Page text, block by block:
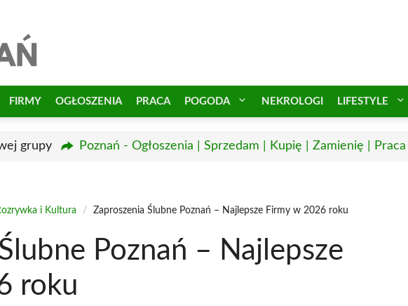
FIRMY OGŁOSZENIA PRACA POGODA NEKROLOGI LIFESTYLE
grupy Poznań - Ogłoszenia | Sprzedam | Kupię | Zamienię | Praca
i Kultura / Zaproszenia Ślubne Poznań – Najlepsze Firmy w 2026 roku
Poznań – Najlepsze
roku